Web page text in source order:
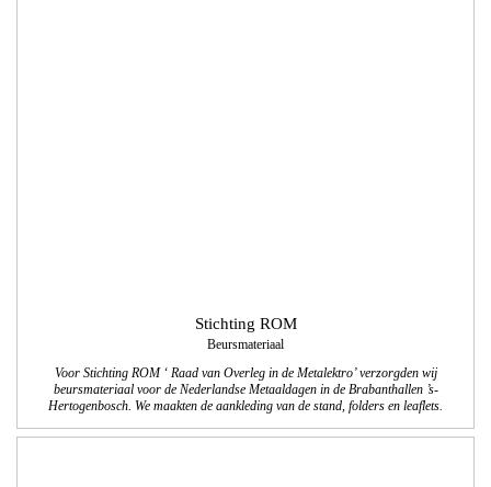
Stichting ROM
Beursmateriaal
Voor Stichting ROM ‘ Raad van Overleg in de Metalektro’ verzorgden wij
beursmateriaal voor de Nederlandse Metaaldagen in de Brabanthallen ’s-
Hertogenbosch. We maakten de aankleding van de stand, folders en leaflets.